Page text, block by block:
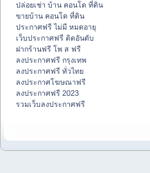
ปล่อยเช่า บ้าน คอนโด ที่ดิน
ขายบ้าน คอนโด ที่ดิน
ประกาศฟรี ไม่มี หมดอายุ
เว็บประกาศฟรี ติดอันดับ
ฝากร้านฟรี โพ ส ฟรี
ลงประกาศฟรี กรุงเทพ
ลงประกาศฟรี ทั่วไทย
ลงประกาศโฆษณาฟรี
ลงประกาศฟรี 2023
รวมเว็บลงประกาศฟรี